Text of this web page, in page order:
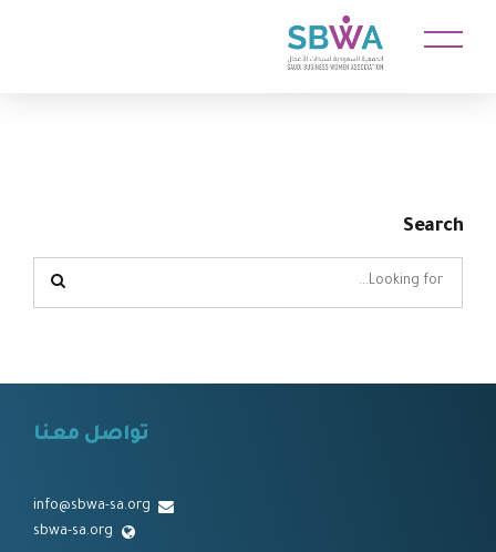
Search
تواصل معنا
info@sbwa-sa.org
sbwa-sa.org